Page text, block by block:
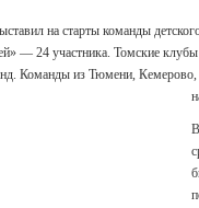
на старты команды
— 24 участника. Томские
Команды из Тюмени, Кемерово,